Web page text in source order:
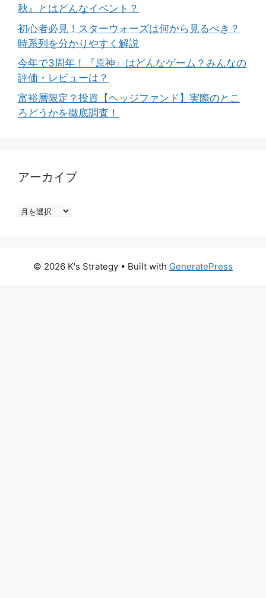
秋』とはどんなイベント？
初心者必見！スターウォーズは何から見るべき？
時系列を分かりやすく解説
今年で3周年！『原神』はどんなゲーム？みんなの
評価・レビューは？
富裕層限定？投資【ヘッジファンド】実際のとこ
ろどうかを徹底調査！
アーカイブ
ア
© 2026 K's Strategy • Built with GeneratePress